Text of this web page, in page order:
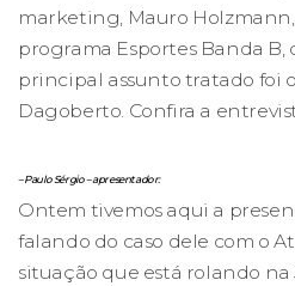
marketing, Mauro
programa Esportes Banda B,
principal assunto tratado foi
Dagoberto. Confira a
– Paulo Sérgio – apresentador:
Ontem tivemos aqui a
falando do caso dele com o
situação que está rolando